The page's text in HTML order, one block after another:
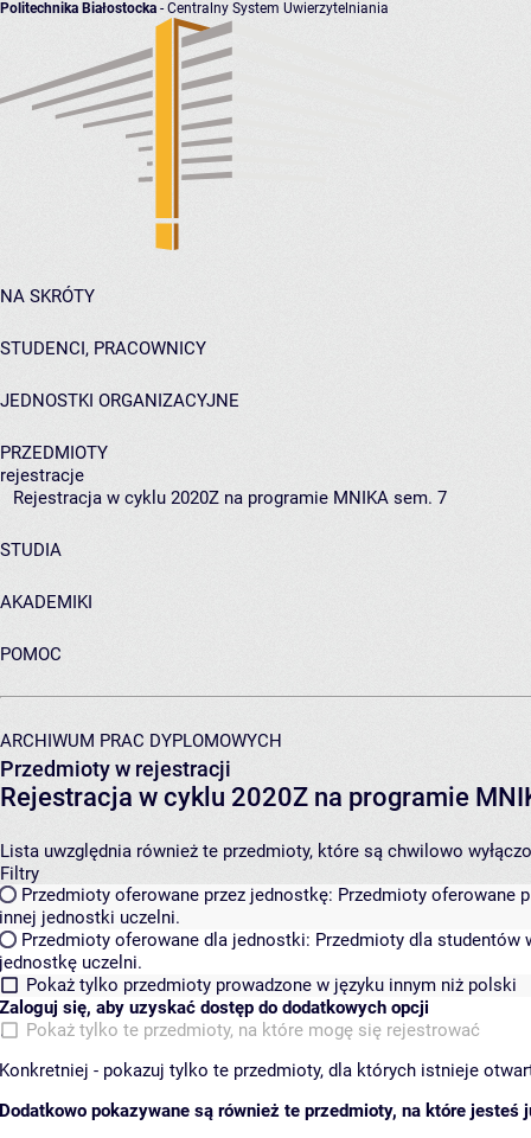
Politechnika Białostocka - Centralny System Uwierzytelniania
NA SKRÓTY
STUDENCI, PRACOWNICY
JEDNOSTKI ORGANIZACYJNE
PRZEDMIOTY
rejestracje
Rejestracja w cyklu 2020Z na programie MNIKA sem. 7
STUDIA
AKADEMIKI
POMOC
ARCHIWUM PRAC DYPLOMOWYCH
Przedmioty w rejestracji
Rejestracja w cyklu 2020Z na programie
Lista uwzględnia również te przedmioty, które są chwilowo
Filtry
Przedmioty oferowane przez jednostkę: Przedmioty oferowane
innej jednostki uczelni.
Przedmioty oferowane dla jednostki: Przedmioty dla studentów
jednostkę uczelni.
Pokaż tylko przedmioty prowadzone w języku innym niż polski
Zaloguj się, aby uzyskać dostęp do dodatkowych opcji
Pokaż tylko te przedmioty, na które mogę się rejestrować
Konkretniej - pokazuj tylko te przedmioty, dla których istnieje
Dodatkowo pokazywane są również te przedmioty, na które jesteś